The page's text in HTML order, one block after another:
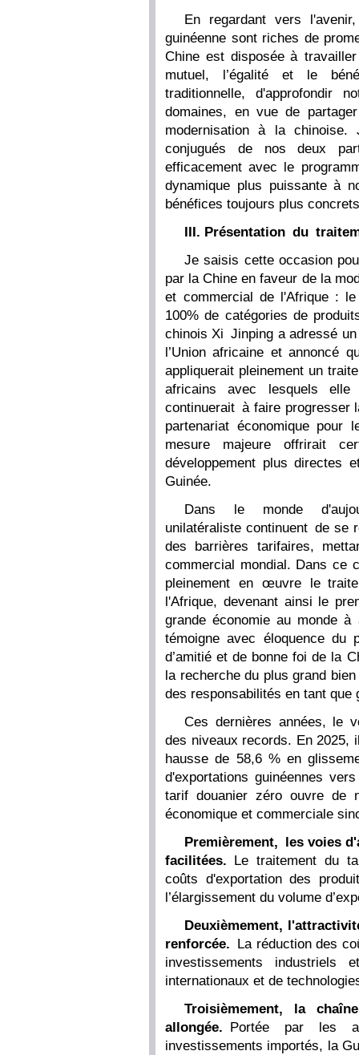
En regardant vers
guinéenne sont riches de
Chine est disposée à
mutuel, l’égalité et le
traditionnelle, d'approfondir
domaines, en vue de
modernisation à la
conjugués de nos deux
efficacement avec le
dynamique plus puissante à
bénéfices toujours plus
III. Présentation du
Je saisis cette occasion
par la Chine en faveur de la
et commercial de l'Afrique :
100% de catégories de
chinois Xi Jinping a adressé
l’Union africaine et annoncé
appliquerait pleinement un
africains avec lesquels elle
continuerait à faire progresser
partenariat économique pour
mesure majeure offrirait
développement plus directes
Guinée.
Dans le monde
unilatéraliste continuent de se
des barrières tarifaires,
commercial mondial. Dans ce
pleinement en œuvre le
l'Afrique, devenant ainsi le
grande économie au monde
témoigne avec éloquence du
d’amitié et de bonne foi de la
la recherche du plus grand
des responsabilités en tant que
Ces dernières années, le
des niveaux records. En 2025,
hausse de 58,6 % en
d'exportations guinéennes
tarif douanier zéro ouvre de
économique et commerciale
Premièrement, les voies
facilitées. Le traitement du
coûts d'exportation des
l’élargissement du volume
Deuxièmement,
renforcée. La réduction des
investissements industriels
internationaux et de
Troisièmement, la
allongée. Portée par les
investissements importés, la